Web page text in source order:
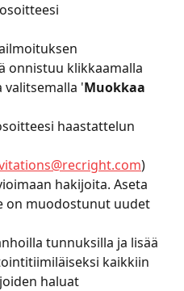
onnistuu klikkaamalla
valitsemalla 'Muokkaa
haastattelun
)
hakijoita. Aseta
on muodostunut uudet
tunnuksilla ja lisää
kaikkiin
haluat